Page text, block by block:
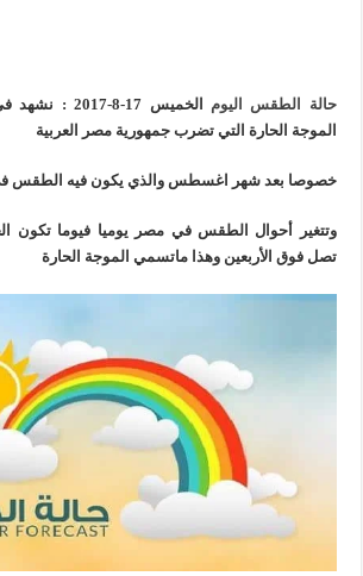
حالة الطقس اليوم
الخميس 17-8-
الموجة الحارة التي تضرب جمهورية مصر العربية
خصوصا بعد شهر اغسطس والذي يكون فيه الطقس في
وتتغير أحوال الطقس في مصر يوميا فيوما تكون
تصل فوق الأربعين وهذا ماتسمي الموجة الحارة